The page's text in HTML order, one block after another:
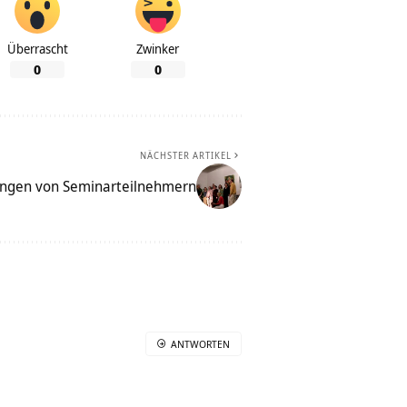
Überrascht
0
Zwinker
0
NÄCHSTER ARTIKEL
von Seminarteilnehmern
ANTWORTEN